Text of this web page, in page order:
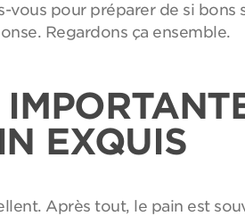
pour préparer de si bons
Regardons ça ensemble.
EXQUIS
Après tout, le pain est